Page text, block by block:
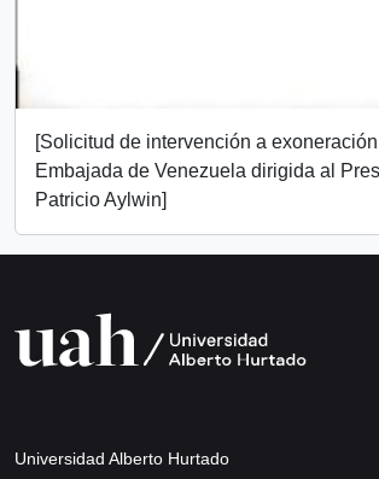
[Solicitud de intervención a
Embajada de Venezuela dirigida al
Patricio Aylwin]
Universidad Alberto Hurtado